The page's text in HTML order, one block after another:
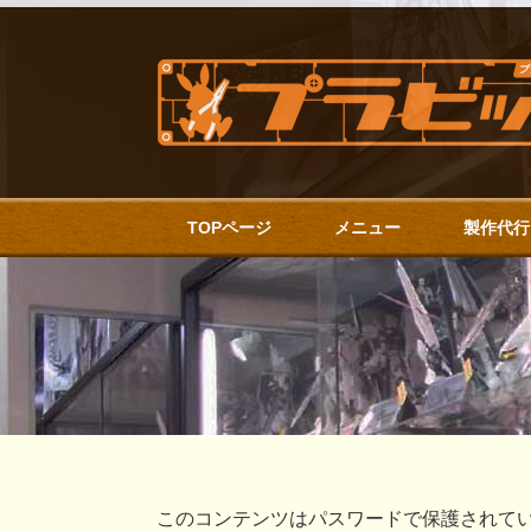
TOPページ メニュー 製作代
このコンテンツはパスワードで保護されて